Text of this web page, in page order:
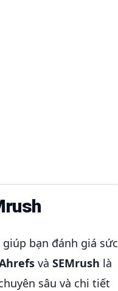
giúp bạn đánh giá sức
và SEMrush là
sâu và chi tiết